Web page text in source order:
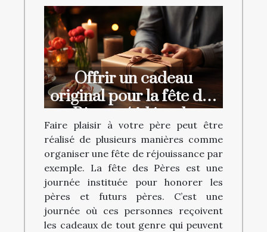
Offrir un cadeau
original pour la fête des
Pères : 4 idées de
cadeaux à choisir
absolument
Faire plaisir à votre père peut être
réalisé de plusieurs manières comme
organiser une fête de réjouissance par
exemple. La fête des Pères est une
journée instituée pour honorer les
pères et futurs pères. C’est une
journée où ces personnes reçoivent
les cadeaux de tout genre qui peuvent